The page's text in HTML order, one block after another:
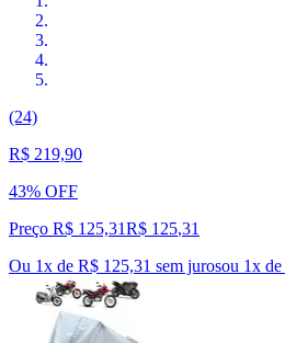
(24)
R$ 219,90
43% OFF
Preço R$ 125,31R$ 125,31
Ou 1x de R$ 125,31 sem jurosou 1x de